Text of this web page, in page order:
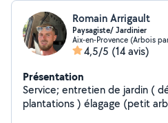
Romain Arrigault
Paysagiste/ Jardinier
Aix-en-Provence (Arbois
4,5/5 (14 avis)
Présentation
Service; entretien de jardin (
plantations ) élagage (petit